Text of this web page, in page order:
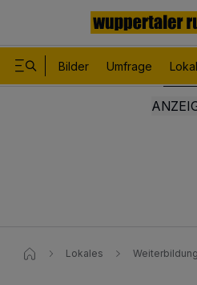
Bilder Umfrage
Lokales